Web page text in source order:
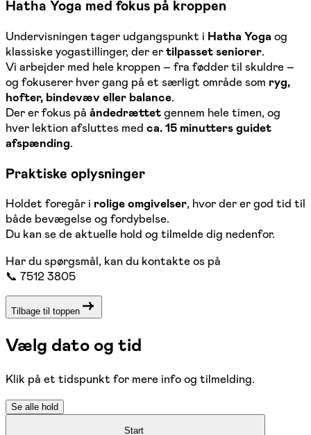
Hatha Yoga med fokus på kroppen
Undervisningen tager udgangspunkt i Hatha Yoga og
klassiske yogastillinger, der ertilpasset seniorer.
Vi arbejder med hele kroppen – fra fødder til skuldre –
og fokuserer hver gang på et særligt område som ryg,
hofter, bindevæv eller balance.
Der er fokus på åndedrættetgennem hele timen, og
hver lektion afsluttes med ca. 15 minutters guidet
afspænding.
Praktiske oplysninger
Holdet foregår i rolige omgivelser, hvor der er god tid til
både bevægelse og fordybelse.
Du kan se de aktuelle hold og tilmelde dig nedenfor.
Har du spørgsmål, kan du kontakte os på
📞 7512 3805
Tilbage til toppen
Vælg dato og tid
Klik på et tidspunkt for mere info og tilmelding.
Se alle hold
Start